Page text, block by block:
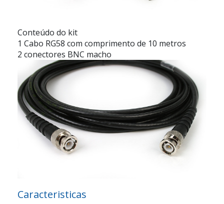
Conteúdo do kit
1 Cabo RG58 com comprimento de 10 metros
2 conectores BNC macho
Caracteristicas